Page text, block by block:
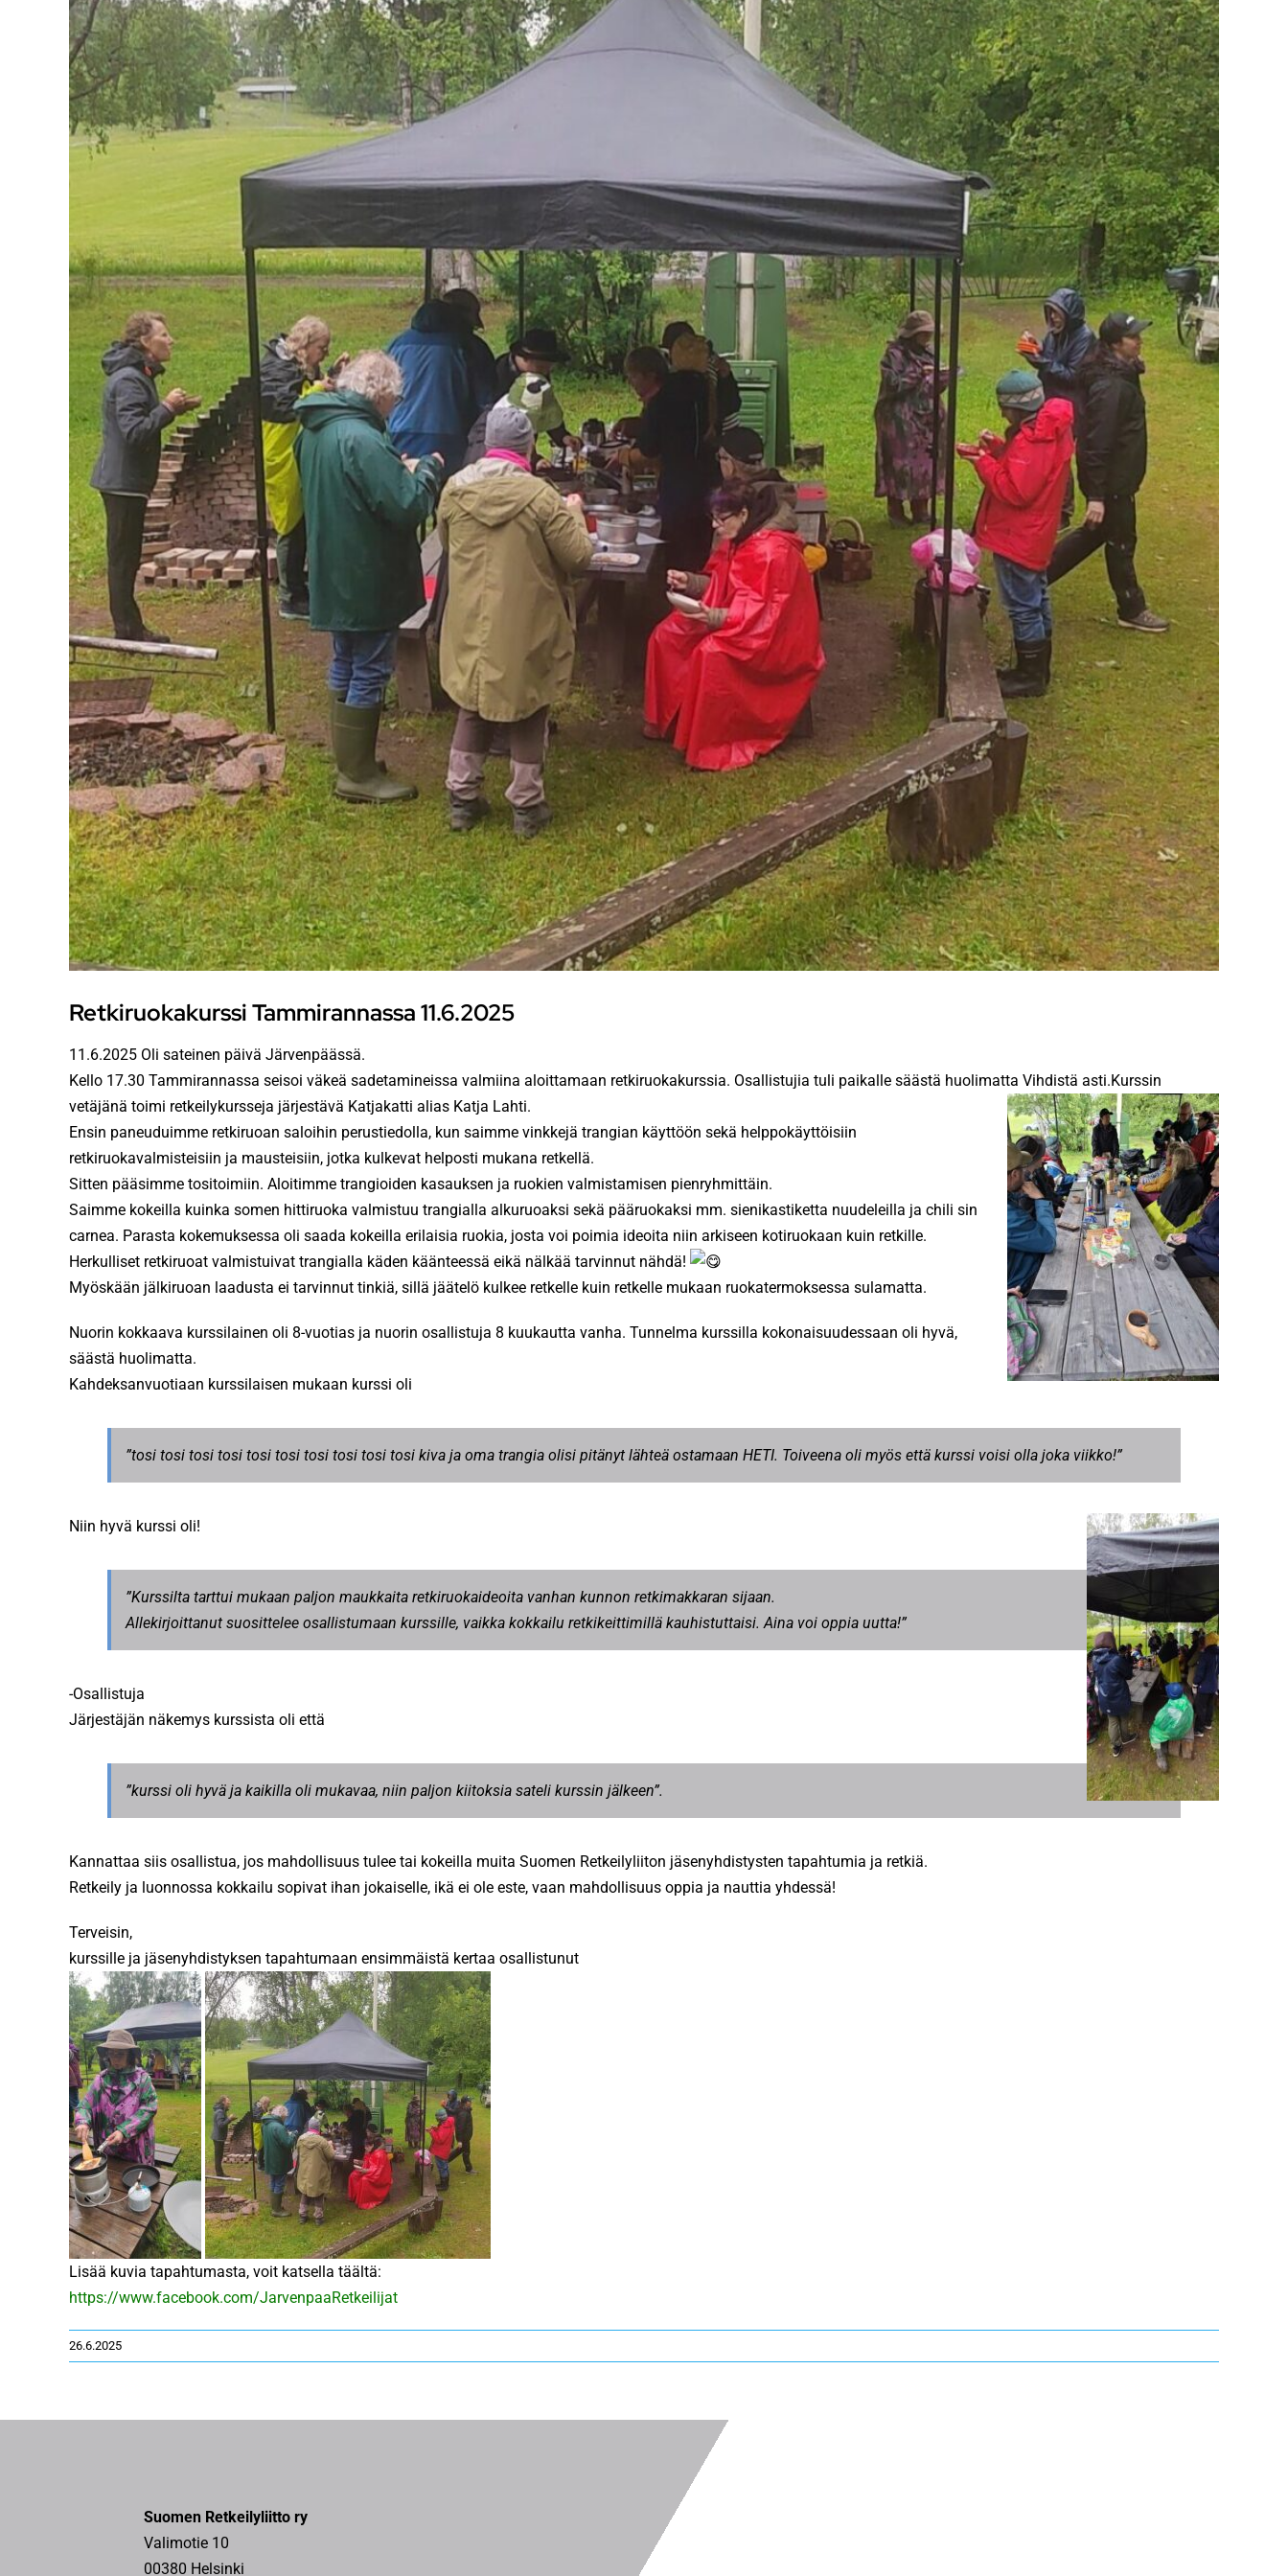
Retkiruokakurssi Tammirannassa 11.6.2025
11.6.2025 Oli sateinen päivä Järvenpäässä.
Kello 17.30 Tammirannassa seisoi väkeä sadetamineissa valmiina aloittamaan retkiruokakurssia. Osallistujia tuli paikalle säästä huolimatta Vihdistä asti.Kurssin
vetäjänä toimi retkeilykursseja järjestävä Katjakatti alias Katja Lahti.
Ensin paneuduimme retkiruoan saloihin perustiedolla, kun saimme vinkkejä trangian käyttöön sekä helppokäyttöisiin
retkiruokavalmisteisiin ja mausteisiin, jotka kulkevat helposti mukana retkellä.
Sitten pääsimme tositoimiin. Aloitimme trangioiden kasauksen ja ruokien valmistamisen pienryhmittäin.
Saimme kokeilla kuinka somen hittiruoka valmistuu trangialla alkuruoaksi sekä pääruokaksi mm. sienikastiketta nuudeleilla ja chili sin
carnea. Parasta kokemuksessa oli saada kokeilla erilaisia ruokia, josta voi poimia ideoita niin arkiseen kotiruokaan kuin retkille.
Herkulliset retkiruoat valmistuivat trangialla käden käänteessä eikä nälkää tarvinnut nähdä!
Myöskään jälkiruoan laadusta ei tarvinnut tinkiä, sillä jäätelö kulkee retkelle kuin retkelle mukaan ruokatermoksessa sulamatta.
Nuorin kokkaava kurssilainen oli 8-vuotias ja nuorin osallistuja 8 kuukautta vanha. Tunnelma kurssilla kokonaisuudessaan oli hyvä,
säästä huolimatta.
Kahdeksanvuotiaan kurssilaisen mukaan kurssi oli
”tosi tosi tosi tosi tosi tosi tosi tosi tosi tosi kiva ja oma trangia olisi pitänyt lähteä ostamaan HETI. Toiveena oli myös että kurssi voisi olla joka viikko!”
Niin hyvä kurssi oli!
”Kurssilta tarttui mukaan paljon maukkaita retkiruokaideoita vanhan kunnon retkimakkaran sijaan.
Allekirjoittanut suosittelee osallistumaan kurssille, vaikka kokkailu retkikeittimillä kauhistuttaisi. Aina voi oppia uutta!”
-Osallistuja
Järjestäjän näkemys kurssista oli että
”kurssi oli hyvä ja kaikilla oli mukavaa, niin paljon kiitoksia sateli kurssin jälkeen”.
Kannattaa siis osallistua, jos mahdollisuus tulee tai kokeilla muita Suomen Retkeilyliiton jäsenyhdistysten tapahtumia ja retkiä.
Retkeily ja luonnossa kokkailu sopivat ihan jokaiselle, ikä ei ole este, vaan mahdollisuus oppia ja nauttia yhdessä!
Terveisin,
kurssille ja jäsenyhdistyksen tapahtumaan ensimmäistä kertaa osallistunut
Lisää kuvia tapahtumasta, voit katsella täältä:
https://www.facebook.com/JarvenpaaRetkeilijat
26.6.2025
Suomen Retkeilyliitto ry
Valimotie 10
00380 Helsinki